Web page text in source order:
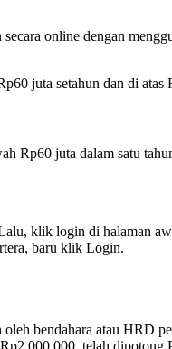
online dengan
juta setahun dan di
Rp60 juta dalam satu
klik login di halaman
baru klik Login.
bendahara atau HRD
telah dipotong